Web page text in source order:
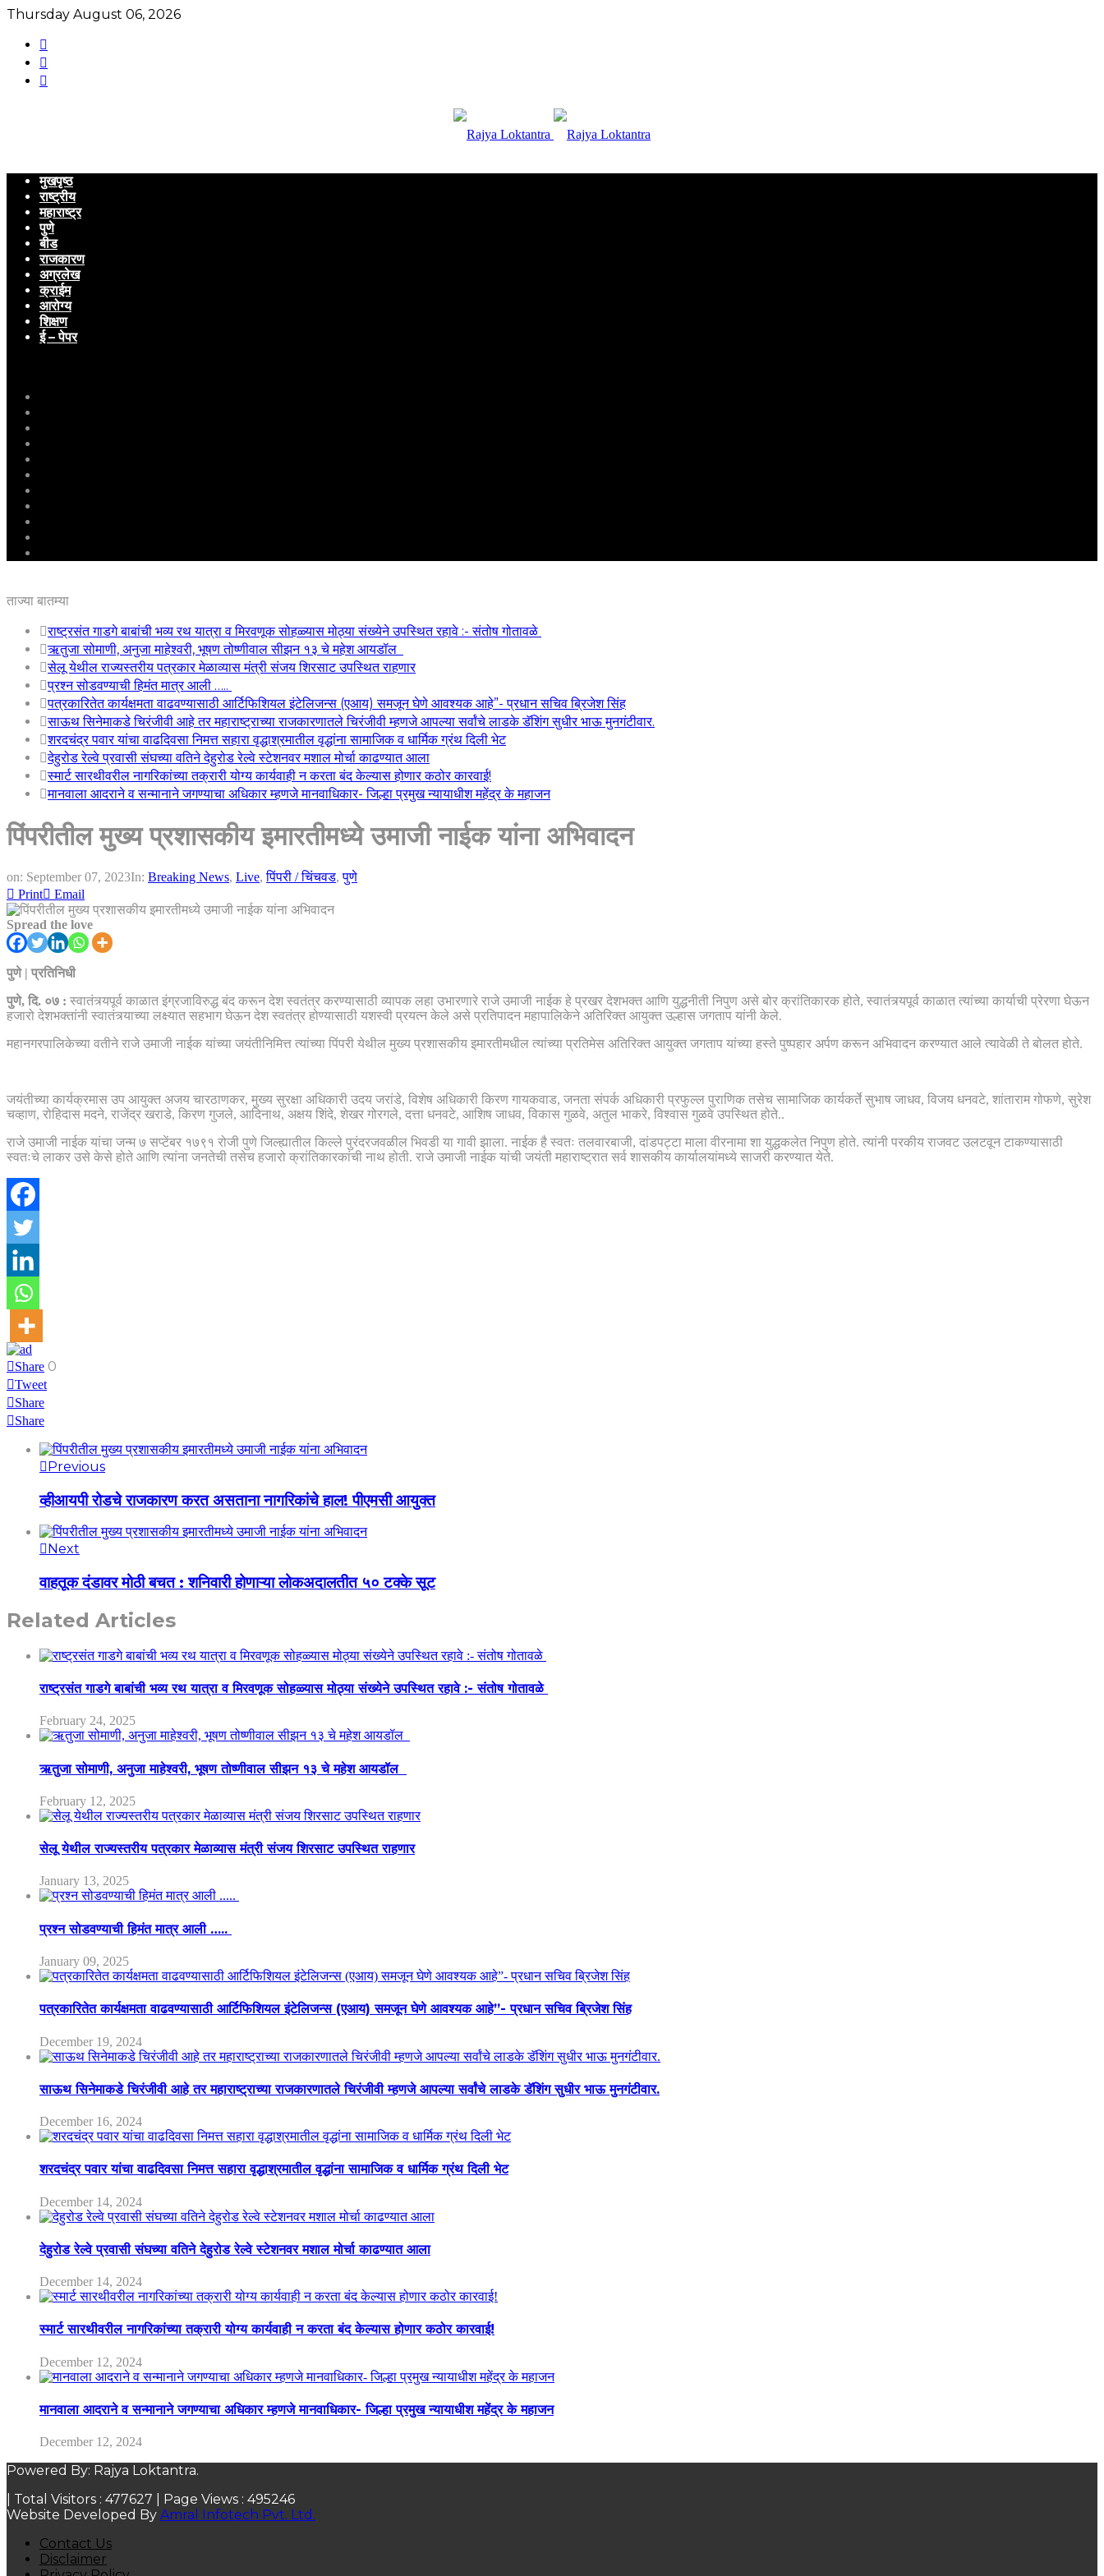
Thursday August 06, 2026
मुखपृष्ठ
राष्ट्रीय
महाराष्ट्र
पुणे
बीड
राजकारण
अग्रलेख
क्राईम
आरोग्य
शिक्षण
ई – पेपर
ताज्या बातम्या
राष्ट्रसंत गाडगे बाबांची भव्य रथ यात्रा व मिरवणूक सोहळ्यास मोठ्या संख्येने उपस्थित रहावे :- संतोष गोतावळे
ऋतुजा सोमाणी, अनुजा माहेश्वरी, भूषण तोष्णीवाल सीझन १३ चे महेश आयडॉल
सेलू येथील राज्यस्तरीय पत्रकार मेळाव्यास मंत्री संजय शिरसाट उपस्थित राहणार
प्रश्न सोडवण्याची हिमंत मात्र आली …..
पत्रकारितेत कार्यक्षमता वाढवण्यासाठी आर्टिफिशियल इंटेलिजन्स (एआय) समजून घेणे आवश्यक आहे”- प्रधान सचिव ब्रिजेश सिंह
साऊथ सिनेमाकडे चिरंजीवी आहे तर महाराष्ट्राच्या राजकारणातले चिरंजीवी म्हणजे आपल्या सर्वांचे लाडके डॅशिंग सुधीर भाऊ मुनगंटीवार.
शरदचंद्र पवार यांचा वाढदिवसा निमत्त सहारा वृद्धाश्रमातील वृद्धांना सामाजिक व धार्मिक ग्रंथ दिली भेट
देहुरोड रेल्वे प्रवासी संघच्या वतिने देहुरोड रेल्वे स्टेशनवर मशाल मोर्चा काढण्यात आला
स्मार्ट सारथीवरील नागरिकांच्या तक्रारी योग्य कार्यवाही न करता बंद केल्यास होणार कठोर कारवाई!
मानवाला आदराने व सन्मानाने जगण्याचा अधिकार म्हणजे मानवाधिकार- जिल्हा प्रमुख न्यायाधीश महेंद्र के महाजन
पिंपरीतील मुख्य प्रशासकीय इमारतीमध्ये उमाजी नाईक यांना अभिवादन
on: September 07, 2023In: Breaking News, Live,पिंपरी / चिंचवड,पुणे
Print
Email
Spread the love
पुणे | प्रतिनिधी
पुणे, दि. ०७ : स्वातंत्र्यपूर्व काळात इंग्रजाविरुद्ध बंद करून देश स्वतंत्र करण्यासाठी व्यापक लहा उभारणारे राजे उमाजी नाईक हे प्रखर देशभक्त आणि युद्धनीती निपुण असे बोर क्रांतिकारक होते, स्वातंत्र्यपूर्व काळात त्यांच्या कार्याची प्रेरणा घेऊन
हजारो देशभक्तांनी स्वातंत्र्याच्या लक्ष्यात सहभाग घेऊन देश स्वतंत्र होण्यासाठी यशस्वी प्रयत्न केले असे प्रतिपादन महापालिकेने अतिरिक्त आयुक्त उल्हास जगताप यांनी केले.
महानगरपालिकेच्या वतीने राजे उमाजी नाईक यांच्या जयंतीनिमित्त त्यांच्या पिंपरी येथील मुख्य प्रशासकीय इमारतीमधील त्यांच्या प्रतिमेस अतिरिक्त आयुक्त जगताप यांच्या हस्ते पुष्पहार अर्पण करून अभिवादन करण्यात आले त्यावेळी ते बोलत होते.
जयंतीच्या कार्यक्रमास उप आयुक्त अजय चारठाणकर, मुख्य सुरक्षा अधिकारी उदय जरांडे, विशेष अधिकारी किरण गायकवाड, जनता संपर्क अधिकारी प्रफुल्ल पुराणिक तसेच सामाजिक कार्यकर्ते सुभाष जाधव, विजय धनवटे, शांताराम गोफणे, सुरेश
चव्हाण, रोहिदास मदने, राजेंद्र खराडे, किरण गुजले, आदिनाथ, अक्षय शिंदे, शेखर गोरगले, दत्ता धनवटे, आशिष जाधव, विकास गुळवे, अतुल भाकरे, विश्वास गुळवे उपस्थित होते..
राजे उमाजी नाईक यांचा जन्म ७ सप्टेंबर १७९१ रोजी पुणे जिल्ह्यातील किल्ले पुरंदरजवळील भिवडी या गावी झाला. नाईक है स्वतः तलवारबाजी, दांडपट्टा माला वीरनामा शा युद्धकलेत निपुण होते. त्यांनी परकीय राजवट उलटवून टाकण्यासाठी
स्वतःचे लाकर उसे केसे होते आणि त्यांना जनतेची तसेच हजारो क्रांतिकारकांची नाथ होती. राजे उमाजी नाईक यांची जयंती महाराष्ट्रात सर्व शासकीय कार्यालयांमध्ये साजरी करण्यात येते.
Share 0
Tweet
Share
Share
Previous
व्हीआयपी रोडचे राजकारण करत असताना नागरिकांचे हाल! पीएमसी आयुक्त
Next
वाहतूक दंडावर मोठी बचत : शनिवारी होणाऱ्या लोकअदालतीत ५० टक्के सूट
Related Articles
राष्ट्रसंत गाडगे बाबांची भव्य रथ यात्रा व मिरवणूक सोहळ्यास मोठ्या संख्येने उपस्थित रहावे :- संतोष गोतावळे
February 24, 2025
ऋतुजा सोमाणी, अनुजा माहेश्वरी, भूषण तोष्णीवाल सीझन १३ चे महेश आयडॉल
February 12, 2025
सेलू येथील राज्यस्तरीय पत्रकार मेळाव्यास मंत्री संजय शिरसाट उपस्थित राहणार
January 13, 2025
प्रश्न सोडवण्याची हिमंत मात्र आली …..
January 09, 2025
पत्रकारितेत कार्यक्षमता वाढवण्यासाठी आर्टिफिशियल इंटेलिजन्स (एआय) समजून घेणे आवश्यक आहे”- प्रधान सचिव ब्रिजेश सिंह
December 19, 2024
साऊथ सिनेमाकडे चिरंजीवी आहे तर महाराष्ट्राच्या राजकारणातले चिरंजीवी म्हणजे आपल्या सर्वांचे लाडके डॅशिंग सुधीर भाऊ मुनगंटीवार.
December 16, 2024
शरदचंद्र पवार यांचा वाढदिवसा निमत्त सहारा वृद्धाश्रमातील वृद्धांना सामाजिक व धार्मिक ग्रंथ दिली भेट
December 14, 2024
देहुरोड रेल्वे प्रवासी संघच्या वतिने देहुरोड रेल्वे स्टेशनवर मशाल मोर्चा काढण्यात आला
December 14, 2024
स्मार्ट सारथीवरील नागरिकांच्या तक्रारी योग्य कार्यवाही न करता बंद केल्यास होणार कठोर कारवाई!
December 12, 2024
मानवाला आदराने व सन्मानाने जगण्याचा अधिकार म्हणजे मानवाधिकार- जिल्हा प्रमुख न्यायाधीश महेंद्र के महाजन
December 12, 2024
Powered By: Rajya Loktantra.
| Total Visitors : 477627 | Page Views : 495246
Website Developed By Amral Infotech Pvt. Ltd.
Contact Us
Disclaimer